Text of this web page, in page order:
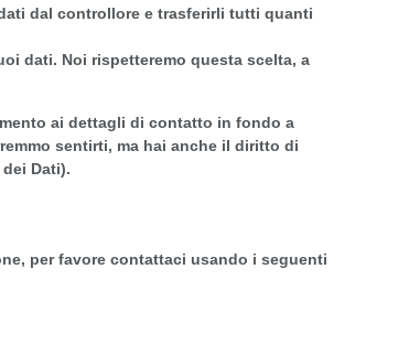
dal controllore e trasferirli tutti quanti
dati. Noi rispetteremo questa scelta, a
ai dettagli di contatto in fondo a
sentirti, ma hai anche il diritto di
Dati).
per favore contattaci usando i seguenti